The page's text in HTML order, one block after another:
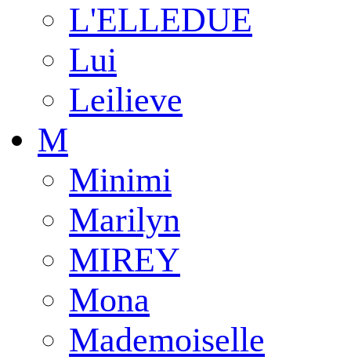
L'ELLEDUE
Lui
Leilieve
M
Minimi
Marilyn
MIREY
Mona
Mademoiselle